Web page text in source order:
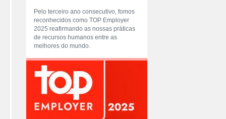
Pelo terceiro ano consecutivo, fomos
reconhecidos como TOP Employer
2025 reafirmando as nossas práticas
de recursos humanos entre as
melhores do mundo.